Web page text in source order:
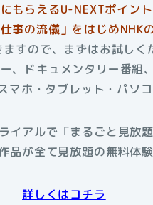
もらえるU-NEXTポイン
事の流儀」をはじめNHK
すので、まずはお試しく
、ドキュメンタリー番組
ホ・タブレット・パソ
イアルで「まるごと見放題
品が全て見放題の無料体
詳しくはコチラ